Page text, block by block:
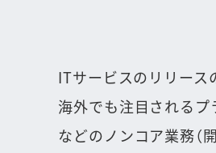
ITサービスのリリース
海外でも注目される
などのノンコア業務（